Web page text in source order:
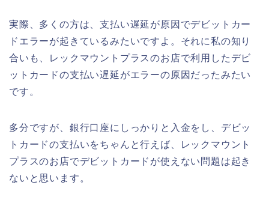
実際、多くの方は、支払い遅延が原因でデビットカー
ドエラーが起きているみたいですよ。それに私の知り
合いも、レックマウントプラスのお店で利用したデビ
ットカードの支払い遅延がエラーの原因だったみたい
です。
多分ですが、銀行口座にしっかりと入金をし、デビッ
トカードの支払いをちゃんと行えば、レックマウント
プラスのお店でデビットカードが使えない問題は起き
ないと思います。